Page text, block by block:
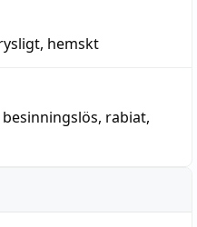
, hemskt
besinningslös, rabiat,